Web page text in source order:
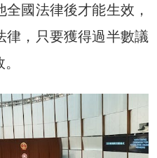
國法律後才能生效，
律，只要獲得過半數議